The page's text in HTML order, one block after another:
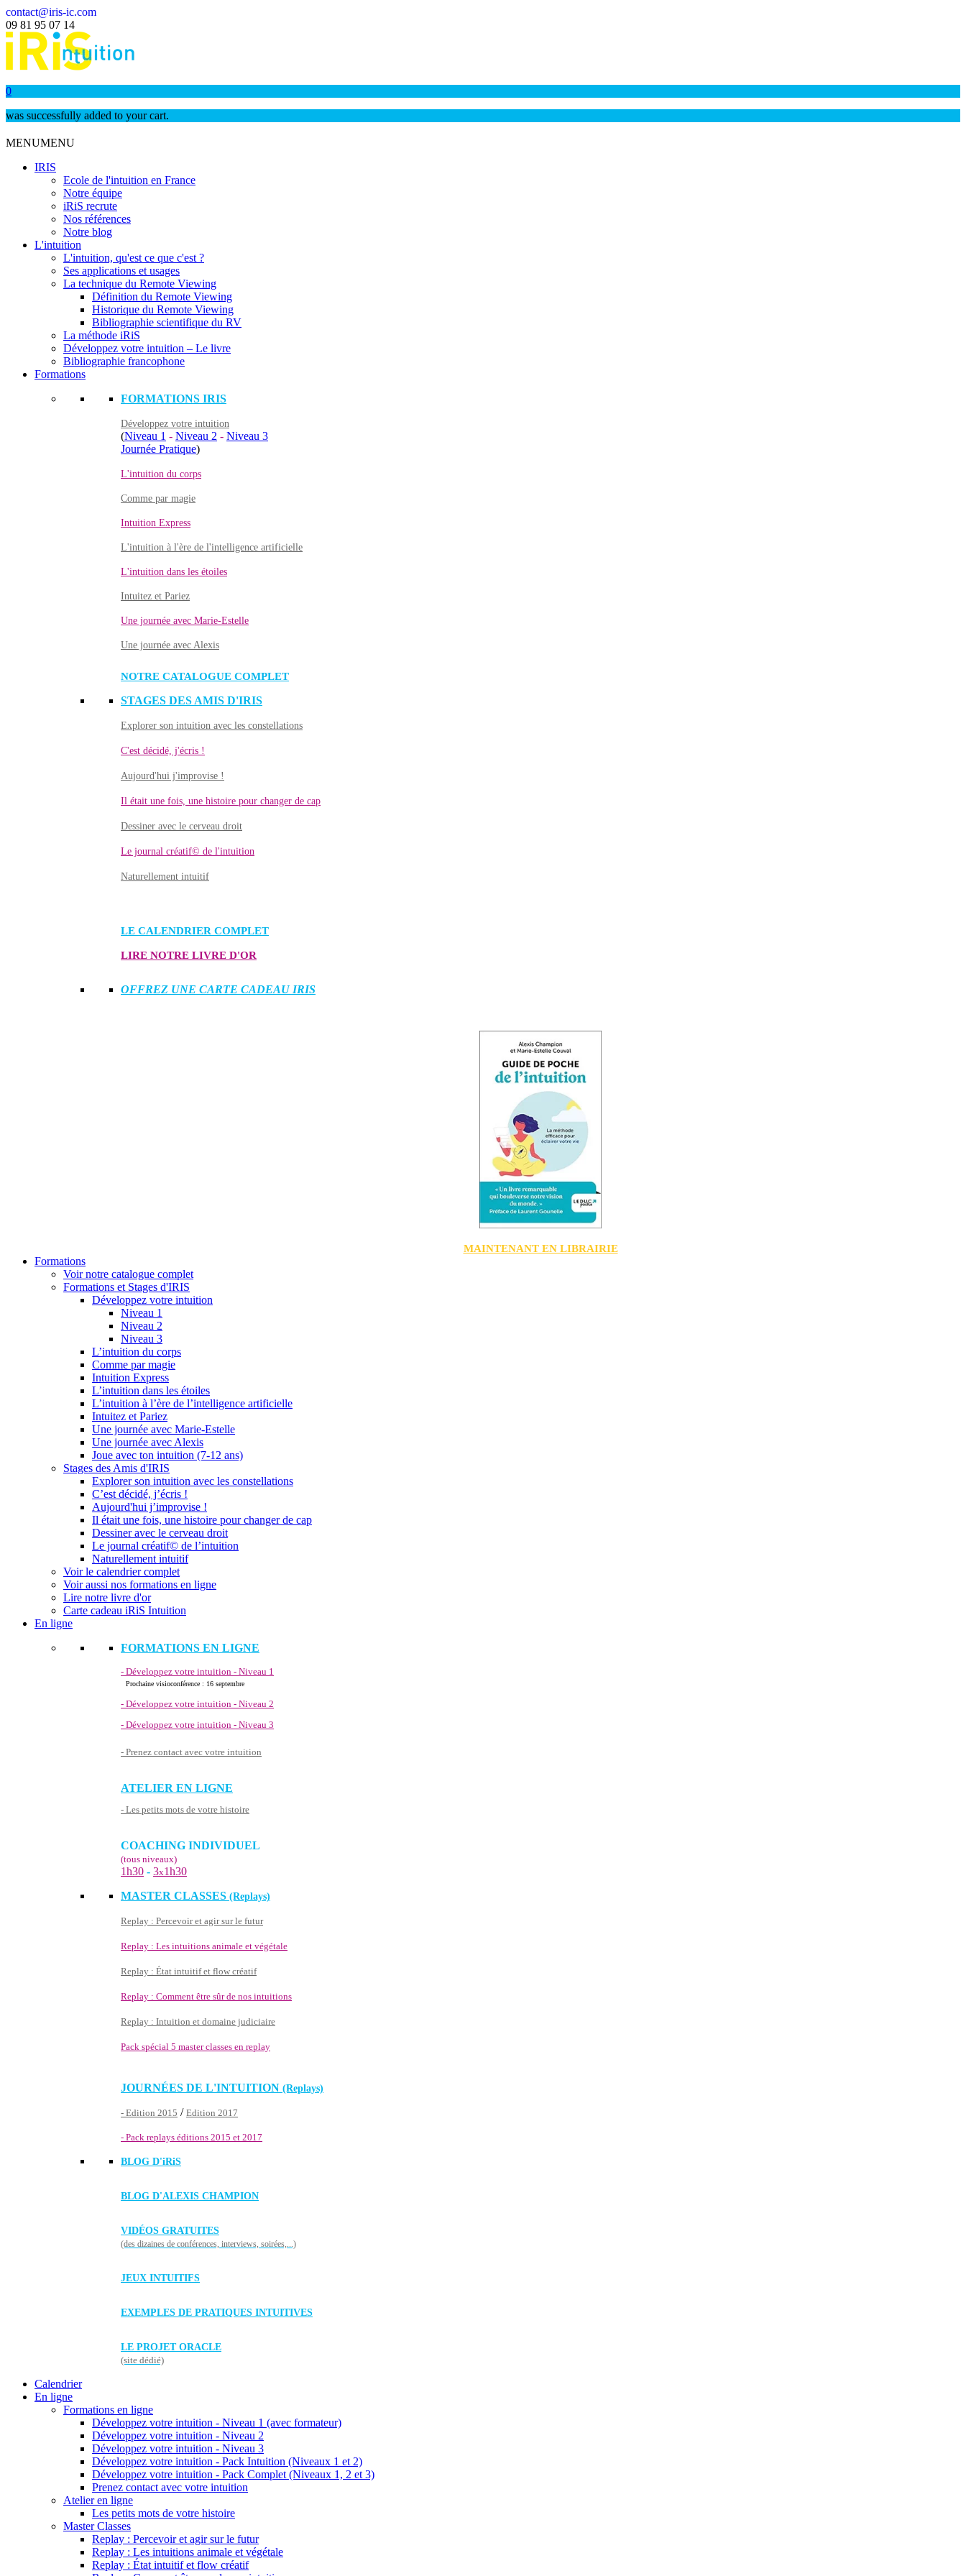
contact@iris-ic.com
09 81 95 07 14
0
was successfully added to your cart.
MENUMENU
IRIS
Ecole de l'intuition en France
Notre équipe
iRiS recrute
Nos références
Notre blog
L'intuition
L'intuition, qu'est ce que c'est ?
Ses applications et usages
La technique du Remote Viewing
Définition du Remote Viewing
Historique du Remote Viewing
Bibliographie scientifique du RV
La méthode iRiS
Développez votre intuition – Le livre
Bibliographie francophone
Formations
FORMATIONS IRIS
Développez votre intuition
(Niveau 1 - Niveau 2 - Niveau 3
Journée Pratique)
L'intuition du corps
Comme par magie
Intuition Express
L'intuition à l'ère de l'intelligence artificielle
L'intuition dans les étoiles
Intuitez et Pariez
Une journée avec Marie-Estelle
Une journée avec Alexis
NOTRE CATALOGUE COMPLET
STAGES DES AMIS D'IRIS
Explorer son intuition avec les constellations
C'est décidé, j'écris !
Aujourd'hui j'improvise !
Il était une fois, une histoire pour changer de cap
Dessiner avec le cerveau droit
Le journal créatif© de l'intuition
Naturellement intuitif
LE CALENDRIER COMPLET
LIRE NOTRE LIVRE D'OR
OFFREZ UNE CARTE CADEAU IRIS
MAINTENANT EN LIBRAIRIE
Formations
Voir notre catalogue complet
Formations et Stages d'IRIS
Développez votre intuition
Niveau 1
Niveau 2
Niveau 3
L’intuition du corps
Comme par magie
Intuition Express
L’intuition dans les étoiles
L’intuition à l’ère de l’intelligence artificielle
Intuitez et Pariez
Une journée avec Marie-Estelle
Une journée avec Alexis
Joue avec ton intuition (7-12 ans)
Stages des Amis d'IRIS
Explorer son intuition avec les constellations
C’est décidé, j’écris !
Aujourd'hui j’improvise !
Il était une fois, une histoire pour changer de cap
Dessiner avec le cerveau droit
Le journal créatif© de l’intuition
Naturellement intuitif
Voir le calendrier complet
Voir aussi nos formations en ligne
Lire notre livre d'or
Carte cadeau iRiS Intuition
En ligne
FORMATIONS EN LIGNE
- Développez votre intuition - Niveau 1
Prochaine visioconférence : 16 septembre
- Développez votre intuition - Niveau 2
- Développez votre intuition - Niveau 3
- Prenez contact avec votre intuition
ATELIER EN LIGNE
- Les petits mots de votre histoire
COACHING INDIVIDUEL
(tous niveaux)
1h30 - 3x1h30
MASTER CLASSES (Replays)
Replay : Percevoir et agir sur le futur
Replay : Les intuitions animale et végétale
Replay : État intuitif et flow créatif
Replay : Comment être sûr de nos intuitions
Replay : Intuition et domaine judiciaire
Pack spécial 5 master classes en replay
JOURNÉES DE L'INTUITION (Replays)
- Edition 2015 / Edition 2017
- Pack replays éditions 2015 et 2017
BLOG D'iRiS
BLOG D'ALEXIS CHAMPION
VIDÉOS GRATUITES
(des dizaines de conférences, interviews, soirées,...)
JEUX INTUITIFS
EXEMPLES DE PRATIQUES INTUITIVES
LE PROJET ORACLE
(site dédié)
Calendrier
En ligne
Formations en ligne
Développez votre intuition - Niveau 1 (avec formateur)
Développez votre intuition - Niveau 2
Développez votre intuition - Niveau 3
Développez votre intuition - Pack Intuition (Niveaux 1 et 2)
Développez votre intuition - Pack Complet (Niveaux 1, 2 et 3)
Prenez contact avec votre intuition
Atelier en ligne
Les petits mots de votre histoire
Master Classes
Replay : Percevoir et agir sur le futur
Replay : Les intuitions animale et végétale
Replay : État intuitif et flow créatif